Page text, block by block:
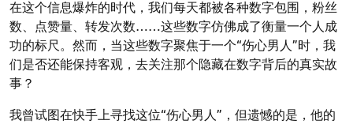
在这个信息爆炸的时代，我们每天都被各种数字包围，粉丝
数、点赞量、转发次数……这些数字仿佛成了衡量一个人成
功的标尺。然而，当这些数字聚焦于一个“伤心男人”时，我
们是否还能保持客观，去关注那个隐藏在数字背后的真实故
事？
我曾试图在快手上寻找这位“伤心男人”，但遗憾的是，他的